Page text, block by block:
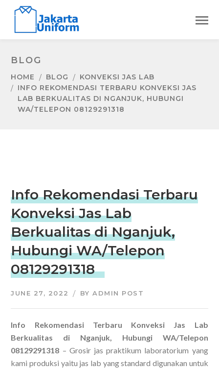
BLOG
HOME BLOG
KONVEKSI JAS LAB
INFO REKOMENDASI TERBARU KONVEKSI JAS
LAB BERKUALITAS DI NGANJUK, HUBUNGI
WA/TELEPON 08129291318
Info Rekomendasi Terbaru
Konveksi Jas Lab
Berkualitas di Nganjuk,
Hubungi WA/Telepon
08129291318
JUNE 27, 2022 BYADMIN POST
Info Rekomendasi Terbaru Konveksi Jas Lab
Berkualitas di Nganjuk, Hubungi WA/Telepon
08129291318 – Grosir jas praktikum laboratorium yang
kami produksi yaitu jas lab yang standard digunakan untuk